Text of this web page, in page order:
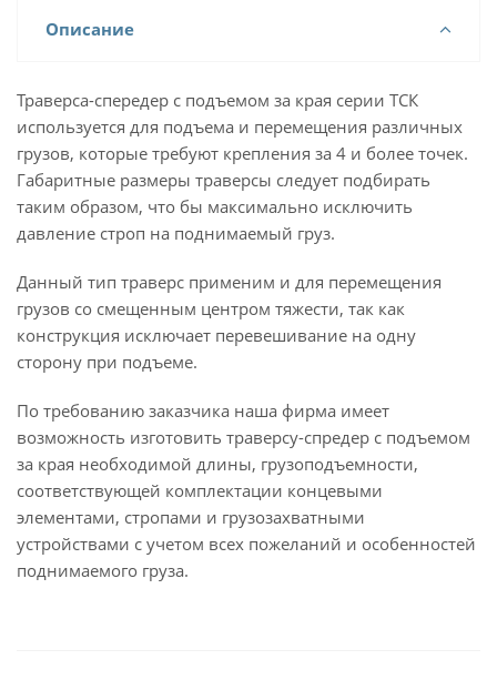
Описание
Траверса-спередер с подъемом за края серии ТСК
используется для подъема и перемещения различных
грузов, которые требуют крепления за 4 и более точек.
Габаритные размеры траверсы следует подбирать
таким образом, что бы максимально исключить
давление строп на поднимаемый груз.
Данный тип траверс применим и для перемещения
грузов со смещенным центром тяжести, так как
конструкция исключает перевешивание на одну
сторону при подъеме.
По требованию заказчика наша фирма имеет
возможность изготовить траверсу-спредер с подъемом
за края необходимой длины, грузоподъемности,
соответствующей комплектации концевыми
элементами, стропами и грузозахватными
устройствами с учетом всех пожеланий и особенностей
поднимаемого груза.